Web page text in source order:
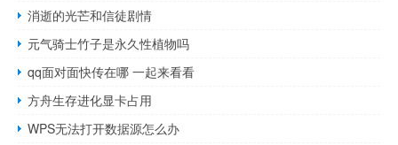
消逝的光芒和信徒剧情
元气骑士竹子是永久性植物吗
qq面对面快传在哪 一起来看看
方舟生存进化显卡占用
WPS无法打开数据源怎么办